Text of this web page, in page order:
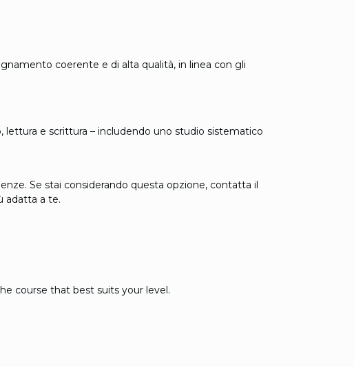
coerente e di alta qualità, in linea con gli
e scrittura – includendo uno studio sistematico
Se stai considerando questa opzione, contatta il
adatta a te.
course that best suits your level.